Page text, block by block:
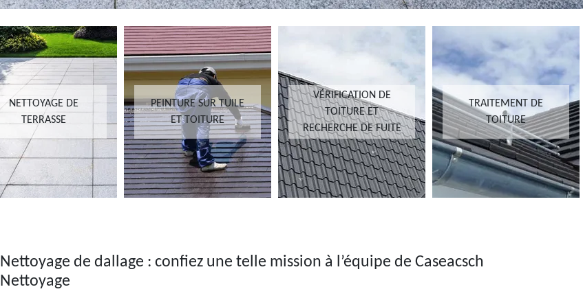
NETTOYAGE DE
TERRASSE
PEINTURE SUR TUILE
ET TOITURE
VÉRIFICATION DE
TOITURE ET
RECHERCHE DE FUITE
TRAITEMENT DE
TOITURE
Nettoyage de dallage : confiez une telle mission à l’équipe de Caseacsch
Nettoyage